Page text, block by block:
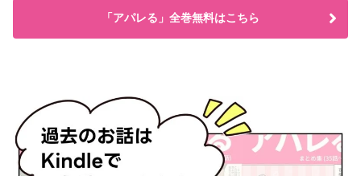
「アパレる」全巻無料はこちら